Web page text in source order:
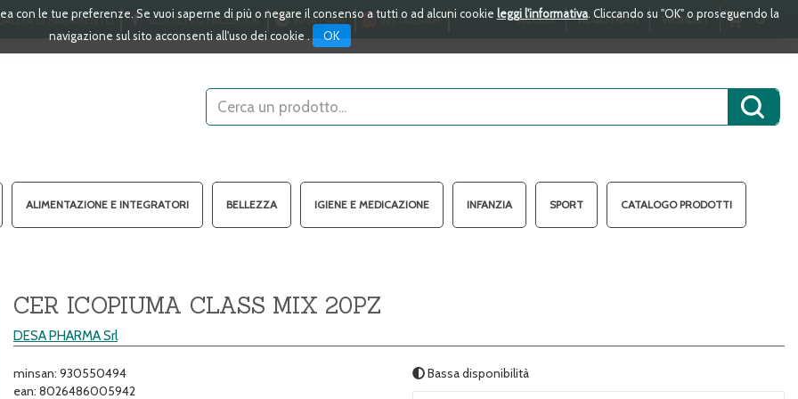
con le tue preferenze. Se vuoi saperne di più o negare il consenso a tutti o ad alcuni cookie leggi l'informativa. Cliccando su "OK" o proseguendo la
navigazione sul sito acconsenti all'uso dei cookie .
OK
DI PAGAMENTO SEGUICI SU FACEBOOK WHATSAPP INSTAGRAM ACCEDI REGISTRATI WISHLIST 0
ARTICOLI
INSERITI
Cerca
Prodotto
Cerca
ALIMENTAZIONE E INTEGRATORI BELLEZZA IGIENE E MEDICAZIONE INFANZIA SPORT CATALOGO PRODOTTI
CER ICOPIUMA CLASS MIX 20PZ
DESA PHARMA Srl
minsan: 930550494
ean: 8026486005942
Bassa disponibilità